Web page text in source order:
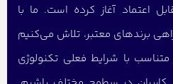
اعتماد آغاز کرده است. ما با
برندهای معتبر، تلاش می‌کنیم
متناسب با شرایط فعلی تکنولوژی